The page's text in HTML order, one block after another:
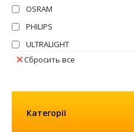
OSRAM
PHILIPS
ULTRALIGHT
Сбросить все
Категорії